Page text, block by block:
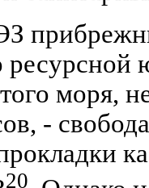
моря,
-
20